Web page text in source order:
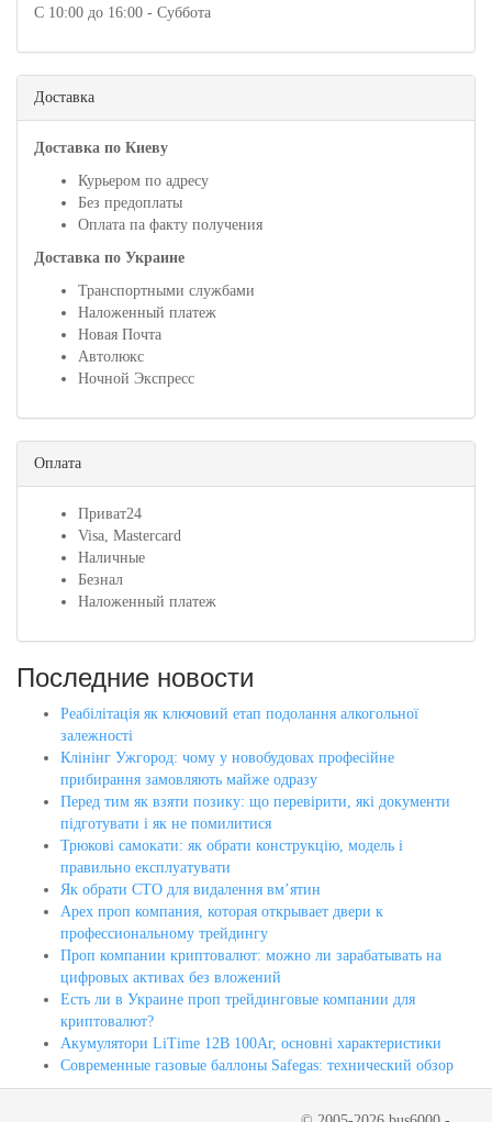
С 10:00 до 16:00 - Суббота
Доставка
Доставка по Киеву
Курьером по адресу
Без предоплаты
Оплата па факту получения
Доставка по Украине
Транспортными службами
Наложенный платеж
Новая Почта
Автолюкс
Ночной Экспресс
Оплата
Приват24
Visa, Mastercard
Наличные
Безнал
Наложенный платеж
Последние новости
Реабілітація як ключовий етап подолання алкогольної
залежності
Клінінг Ужгород: чому у новобудовах професійне
прибирання замовляють майже одразу
Перед тим як взяти позику: що перевірити, які документи
підготувати і як не помилитися
Трюкові самокати: як обрати конструкцію, модель і
правильно експлуатувати
Як обрати СТО для видалення вм’ятин
Apex проп компания, которая открывает двери к
профессиональному трейдингу
Проп компании криптовалют: можно ли зарабатывать на
цифровых активах без вложений
Есть ли в Украине проп трейдинговые компании для
криптовалют?
Акумулятори LiTime 12В 100Аг, основні характеристики
Современные газовые баллоны Safegas: технический обзор